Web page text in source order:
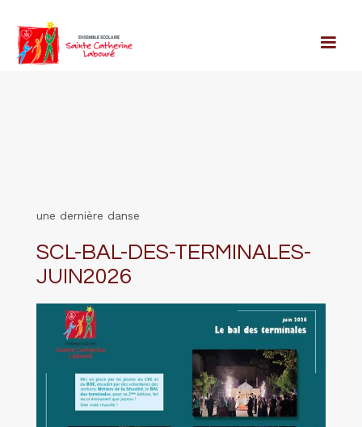
une dernière danse
SCL-BAL-DES-TERMINALES-
JUIN2026